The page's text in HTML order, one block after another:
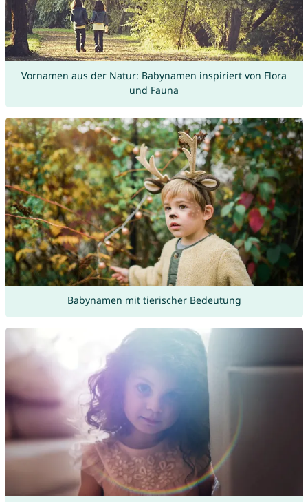
Vornamen aus der Natur: Babynamen inspiriert von Flora
und Fauna
Babynamen mit tierischer Bedeutung